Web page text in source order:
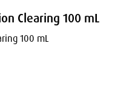
Clearing 100 mL
100 mL